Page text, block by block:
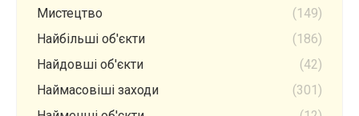
Мистецтво
(149)
Найбільші об'єкти
(186)
Найдовші об'єкти
(42)
Наймасовіші заходи
(301)